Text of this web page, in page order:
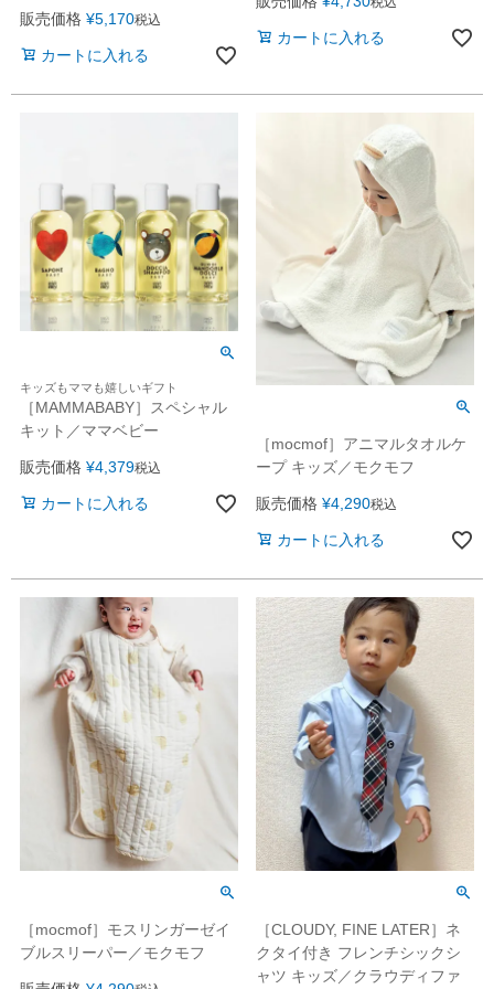
販売価格 ¥5,170税込
カートに入れる
カートに入れる
キッズもママも嬉しいギフト
［MAMMABABY］スペシャル
キット／ママベビー
販売価格 ¥4,379税込
カートに入れる
［mocmof］アニマルタオルケ
ープ キッズ／モクモフ
販売価格 ¥4,290税込
カートに入れる
［mocmof］モスリンガーゼイ
ブルスリーパー／モクモフ
［CLOUDY, FINE LATER］ネ
クタイ付き フレンチシックシ
ャツ キッズ／クラウディファ